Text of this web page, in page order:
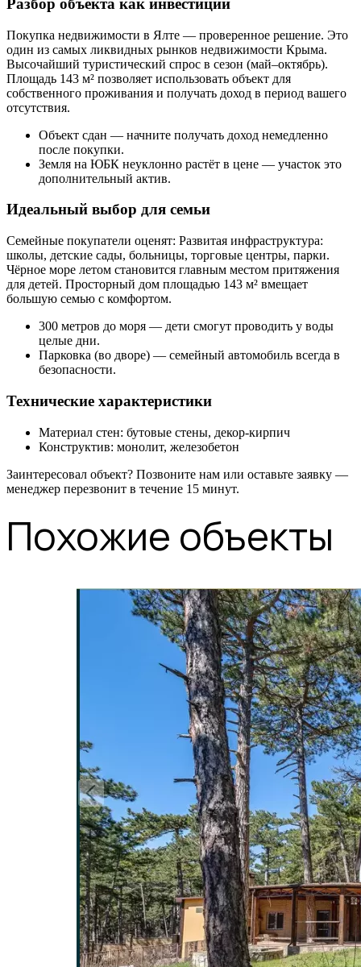
Разбор объекта как инвестиции
Покупка недвижимости в Ялте — проверенное решение. Это
один из самых ликвидных рынков недвижимости Крыма.
Высочайший туристический спрос в сезон (май–октябрь).
Площадь 143 м² позволяет использовать объект для
собственного проживания и получать доход в период вашего
отсутствия.
Объект сдан — начните получать доход немедленно
после покупки.
Земля на ЮБК неуклонно растёт в цене — участок это
дополнительный актив.
Идеальный выбор для семьи
Семейные покупатели оценят: Развитая инфраструктура:
школы, детские сады, больницы, торговые центры, парки.
Чёрное море летом становится главным местом притяжения
для детей. Просторный дом площадью 143 м² вмещает
большую семью с комфортом.
300 метров до моря — дети смогут проводить у воды
целые дни.
Парковка (во дворе) — семейный автомобиль всегда в
безопасности.
Технические характеристики
Материал стен: бутовые стены, декор-кирпич
Конструктив: монолит, железобетон
Заинтересовал объект? Позвоните нам или оставьте заявку —
менеджер перезвонит в течение 15 минут.
Похожие объекты